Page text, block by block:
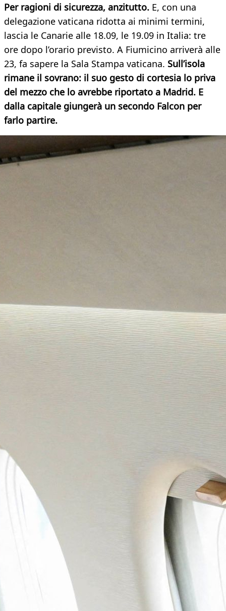
Per ragioni di sicurezza, anzitutto. E, con una
delegazione vaticana ridotta ai minimi termini,
lascia le Canarie alle 18.09, le 19.09 in Italia: tre
ore dopo l’orario previsto. A Fiumicino arriverà alle
23, fa sapere la Sala Stampa vaticana. Sull’isola
rimane il sovrano: il suo gesto di cortesia lo priva
del mezzo che lo avrebbe riportato a Madrid. E
dalla capitale giungerà un secondo Falcon per
farlo partire.